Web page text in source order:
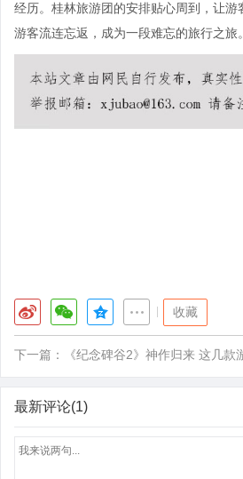
经历。桂林旅游团的安排贴心周到，让
游客流连忘返，成为一段难忘的旅行之旅。
收藏
下一篇： 《纪念碑谷2》神作归来 这几款
最新评论(1)